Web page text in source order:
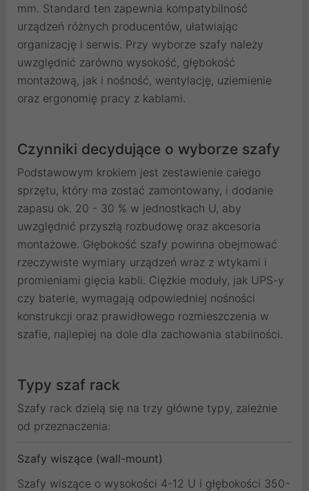
mm. Standard ten zapewnia kompatybilność
urządzeń różnych producentów, ułatwiając
organizację i serwis. Przy wyborze szafy należy
uwzględnić zarówno wysokość, głębokość
montażową, jak i nośność, wentylację, uziemienie
oraz ergonomię pracy z kablami.
Czynniki decydujące o wyborze szafy
Podstawowym krokiem jest zestawienie całego
sprzętu, który ma zostać zamontowany, i dodanie
zapasu ok. 20 - 30 % w jednostkach U, aby
uwzględnić przyszłą rozbudowę oraz akcesoria
montażowe. Głębokość szafy powinna obejmować
rzeczywiste wymiary urządzeń wraz z wtykami i
promieniami gięcia kabli. Ciężkie moduły, jak UPS-y
czy baterie, wymagają odpowiedniej nośności
konstrukcji oraz prawidłowego rozmieszczenia w
szafie, najlepiej na dole dla zachowania stabilności.
Typy szaf rack
Szafy rack dzielą się na trzy główne typy, zależnie
od przeznaczenia:
Szafy wiszące (wall-mount)
Szafy wiszące o wysokości 4-12 U i głębokości 350-